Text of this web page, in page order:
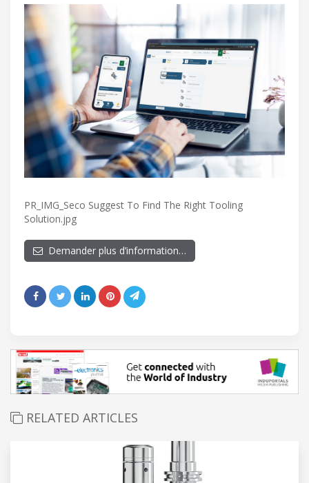
PR_IMG_Seco Suggest To Find The Right Tooling
Solution.jpg
Demander plus d’information…
RELATED ARTICLES